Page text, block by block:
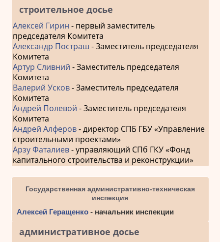
строительное досье
Алексей Гирин - первый заместитель
председателя Комитета
Александр Постраш - Заместитель председателя
Комитета
Артур Сливний - Заместитель председателя
Комитета
Валерий Усков- Заместитель председателя
Комитета
Андрей Полевой - Заместитель председателя
Комитета
Андрей Алферов- директор СПБ ГБУ «Управление
строительными проектами»
Арзу Фаталиев- управляющий СПб ГКУ «Фонд
капитального строительства и реконструкции»
Государственная административно-техническая
инспекция
Алексей Геращенко- начальник инспекции
административное досье